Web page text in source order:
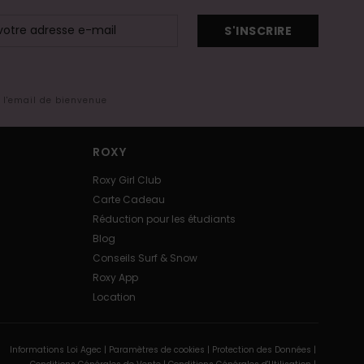
S'INSCRIRE
de bienvenue
ROXY
Roxy Girl Club
Carte Cadeau
Réduction pour les étudiants
Blog
Conseils Surf & Snow
Roxy App
Location
Informations Loi Agec | Paramètres de cookies | Protection des Données |